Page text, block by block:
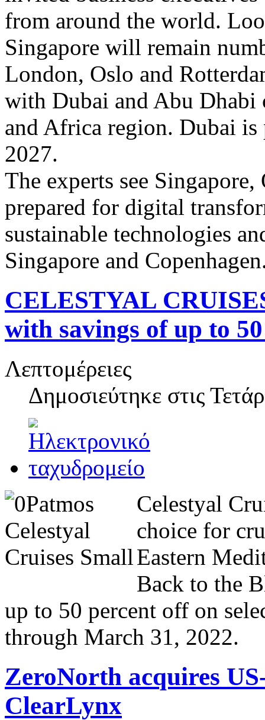
from around the world.
Singapore will remain
London, Oslo and
with Dubai and Abu Dhabi
and Africa region. Dubai
2027.
The experts see
prepared for digital
sustainable technologies
Singapore and
CELESTYAL
with savings of up to
Λεπτομέρειες
Δημοσιεύτηκε στις
Celestyal
choice for
Eastern
Back to the
up to 50 percent off on
through March 31, 2022.
ZeroNorth acquires
ClearLynx